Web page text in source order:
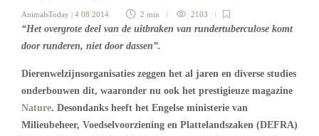
AnimalsToday | 4 08 2014 2 min 2103
“Het overgrote deel van de uitbraken van rundertuberculose komt
door runderen, niet door dassen”.
Dierenwelzijnsorganisaties zeggen het al jaren en diverse studies
onderbouwen dit, waaronder nu ook het prestigieuze magazine
Nature. Desondanks heeft het Engelse ministerie van
Milieubeheer, Voedselvoorziening en Plattelandszaken (DEFRA)